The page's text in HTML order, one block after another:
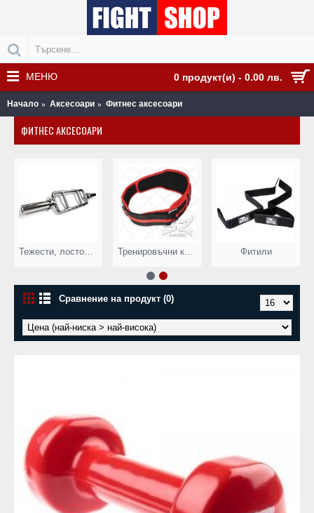
0 продукт(и) - 0.00 лв.
МЕНЮ
Начало Аксесоари Фитнес аксесоари
ФИТНЕС АКСЕСОАРИ
Тежести, лостове и др. Тренировъчни колани Фитили
Сравнение на продукт (0)